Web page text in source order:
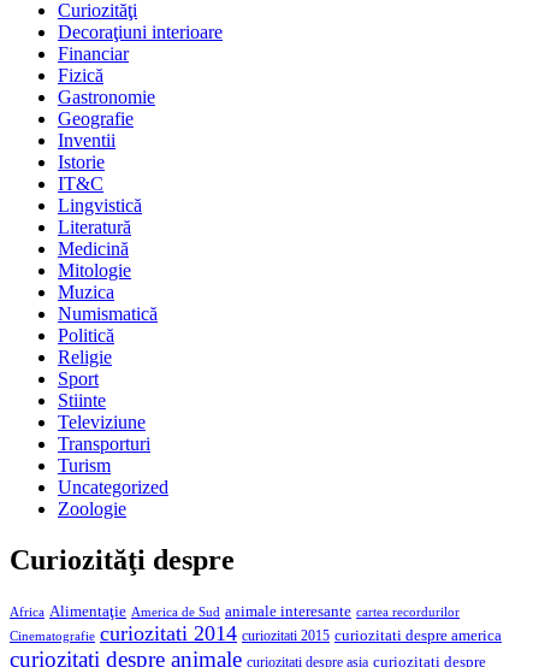
Curiozităţi
Decoraţiuni interioare
Financiar
Fizică
Gastronomie
Geografie
Inventii
Istorie
IT&C
Lingvistică
Literatură
Medicină
Mitologie
Muzica
Numismatică
Politică
Religie
Sport
Stiinte
Televiziune
Transporturi
Turism
Uncategorized
Zoologie
Curiozităţi despre
Africa Alimentaţie America de Sud animale interesante cartea recordurilor
Cinematografie curiozitati 2014 curiozitati 2015 curiozitati despre america
curiozitati despre animale curiozitati despre asia curiozitati despre